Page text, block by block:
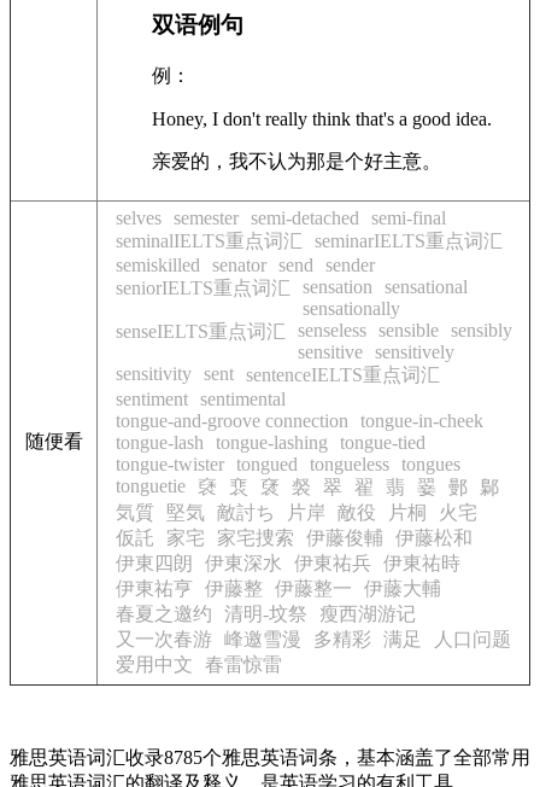
双语例句
例：
Honey, I don't really think that's a good idea.
亲爱的，我不认为那是个好主意。
随便看
selves semester semi-detached
semi-final
seminalIELTS重点词汇
seminarIELTS重点词汇
semiskilled
senator send
sender
seniorIELTS重点词汇
sensation
sensational
sensationally
senseIELTS重点词汇
senseless sensible sensibly
sensitive sensitively
sensitivity sent sentenceIELTS重点词汇
sentiment sentimental
tongue-and-groove connection
tongue-in-cheek
tongue-lash
tongue-lashing
tongue-tied
tongue-twister tongued tongueless tongues
tonguetie
褎 裵 裦 裻 翠 翟 翡 翣 鄤
鄡
気質
堅気 敵討ち 片岸 敵役 片桐
火宅
仮託
家宅 家宅捜索 伊藤俊輔
伊藤松和
伊東四朗
伊東深水 伊東祐兵 伊東祐時
伊東祐亨
伊藤整 伊藤整一
伊藤大輔
春夏之邀约
清明-坟祭
瘦西湖游记
又一次春游
峰邀雪漫 多精彩 满足
人口问题
爱用中文
春雷惊雷
雅思英语词汇收录8785个雅思英语词条，基本涵盖了全部常用
雅思英语词汇的翻译及释义，是英语学习的有利工具。